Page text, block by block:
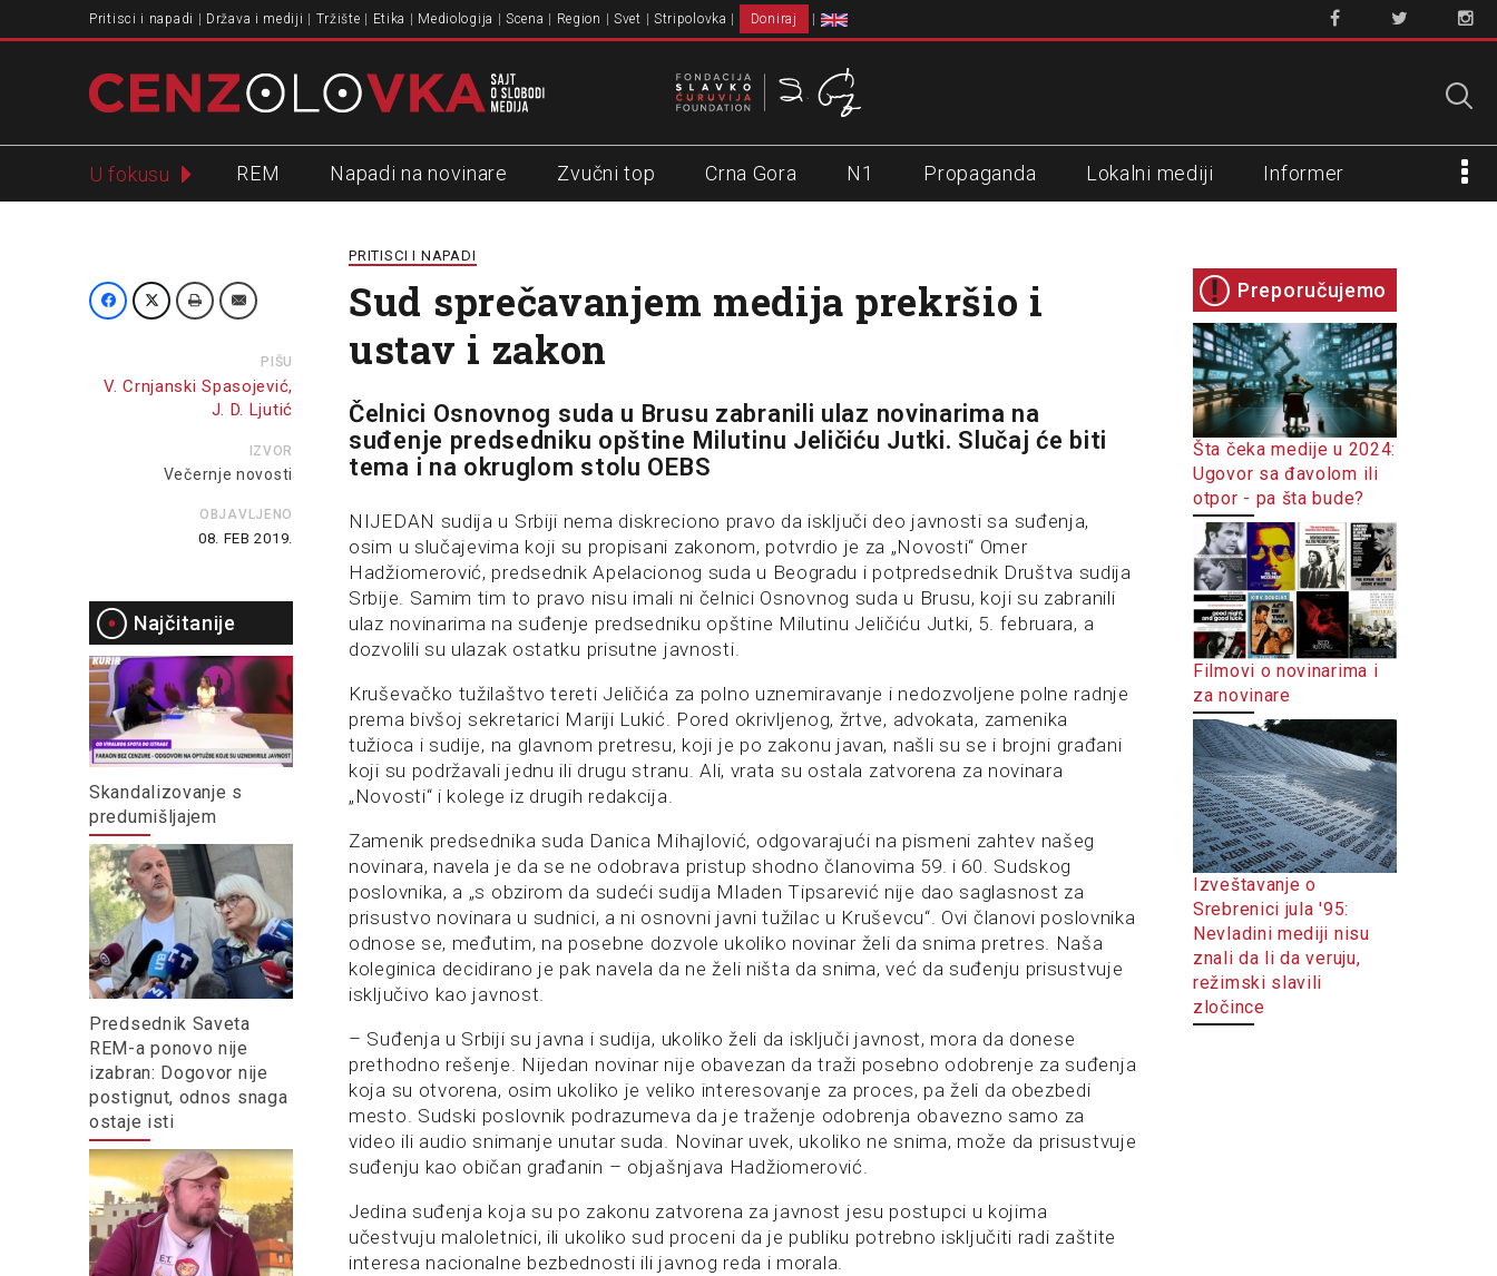
Pritisci i napadi Država i mediji Tržište Etika Mediologija Scena Region Svet Stripolovka Doniraj
U fokusu REM Napadi na novinare Zvučni top Crna Gora N1 Propaganda Lokalni mediji Informer
PIŠU
V. Crnjanski Spasojević,
J. D. Ljutić
IZVOR
Večernje novosti
OBJAVLJENO
08. FEB 2019.
Najčitanije
Skandalizovanje s
predumišljajem
Predsednik Saveta
REM-a ponovo nije
izabran: Dogovor nije
postignut, odnos snaga
ostaje isti
PRITISCI I NAPADI
Sud sprečavanjem medija prekršio i
ustav i zakon
Čelnici Osnovnog suda u Brusu zabranili ulaz novinarima na
suđenje predsedniku opštine Milutinu Jeličiću Jutki. Slučaj će biti
tema i na okruglom stolu OEBS
NIJEDAN sudija u Srbiji nema diskreciono pravo da isključi deo javnosti sa suđenja,
osim u slučajevima koji su propisani zakonom, potvrdio je za „Novosti“ Omer
Hadžiomerović, predsednik Apelacionog suda u Beogradu i potpredsednik Društva sudija
Srbije. Samim tim to pravo nisu imali ni čelnici Osnovnog suda u Brusu, koji su zabranili
ulaz novinarima na suđenje predsedniku opštine Milutinu Jeličiću Jutki, 5. februara, a
dozvolili su ulazak ostatku prisutne javnosti.
Kruševačko tužilaštvo tereti Jeličića za polno uznemiravanje i nedozvoljene polne radnje
prema bivšoj sekretarici Mariji Lukić. Pored okrivljenog, žrtve, advokata, zamenika
tužioca i sudije, na glavnom pretresu, koji je po zakonu javan, našli su se i brojni građani
koji su podržavali jednu ili drugu stranu. Ali, vrata su ostala zatvorena za novinara
„Novosti“ i kolege iz drugih redakcija.
Zamenik predsednika suda Danica Mihajlović, odgovarajući na pismeni zahtev našeg
novinara, navela je da se ne odobrava pristup shodno članovima 59. i 60. Sudskog
poslovnika, a „s obzirom da sudeći sudija Mladen Tipsarević nije dao saglasnost za
prisustvo novinara u sudnici, a ni osnovni javni tužilac u Kruševcu“. Ovi članovi poslovnika
odnose se, međutim, na posebne dozvole ukoliko novinar želi da snima pretres. Naša
koleginica decidirano je pak navela da ne želi ništa da snima, već da suđenju prisustvuje
isključivo kao javnost.
– Suđenja u Srbiji su javna i sudija, ukoliko želi da isključi javnost, mora da donese
prethodno rešenje. Nijedan novinar nije obavezan da traži posebno odobrenje za suđenja
koja su otvorena, osim ukoliko je veliko interesovanje za proces, pa želi da obezbedi
mesto. Sudski poslovnik podrazumeva da je traženje odobrenja obavezno samo za
video ili audio snimanje unutar suda. Novinar uvek, ukoliko ne snima, može da prisustvuje
suđenju kao običan građanin – objašnjava Hadžiomerović.
Jedina suđenja koja su po zakonu zatvorena za javnost jesu postupci u kojima
učestvuju maloletnici, ili ukoliko sud proceni da je publiku potrebno isključiti radi zaštite
interesa nacionalne bezbednosti ili javnog reda i morala.
Preporučujemo
Šta čeka medije u 2024:
Ugovor sa đavolom ili
otpor - pa šta bude?
Filmovi o novinarima i
za novinare
Izveštavanje o
Srebrenici jula '95:
Nevladini mediji nisu
znali da li da veruju,
režimski slavili
zločince